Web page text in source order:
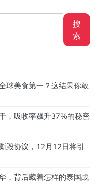
搜
索
球美食第一？这结果你敢
，吸收率飙升37%的秘密
毁协议，12月12日将引
，背后藏着怎样的泰国战